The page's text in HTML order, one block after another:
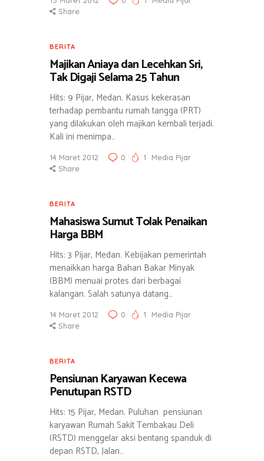
Share
BERITA
Majikan Aniaya dan Lecehkan Sri,
Tak Digaji Selama 25 Tahun
Hits: 9 Pijar, Medan. Kasus kekerasan
terhadap pembantu rumah tangga (PRT)
yang dilakukan oleh majikan kembali terjadi.
Kali ini menimpa…
14 Maret 2012 0 1
Media Pijar
Share
BERITA
Mahasiswa Sumut Tolak Penaikan
Harga BBM
Hits: 3 Pijar, Medan. Kebijakan pemerintah
menaikkan harga Bahan Bakar Minyak
(BBM) menuai protes dari berbagai
kalangan. Salah satunya datang…
14 Maret 2012 0 1
Media Pijar
Share
BERITA
Pensiunan Karyawan Kecewa
Penutupan RSTD
Hits: 15 Pijar, Medan. Puluhan pensiunan
karyawan Rumah Sakit Tembakau Deli
(RSTD) menggelar aksi bentang spanduk di
depan RSTD, Jalan…